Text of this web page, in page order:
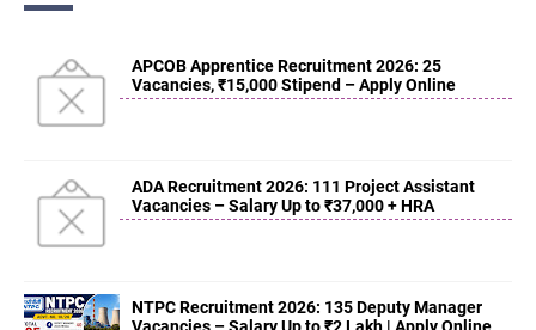
APCOB Apprentice Recruitment 2026: 25
Vacancies, ₹15,000 Stipend – Apply Online
ADA Recruitment 2026: 111 Project Assistant
Vacancies – Salary Up to ₹37,000 + HRA
NTPC Recruitment 2026: 135 Deputy Manager
Vacancies – Salary Up to ₹2 Lakh | Apply Online